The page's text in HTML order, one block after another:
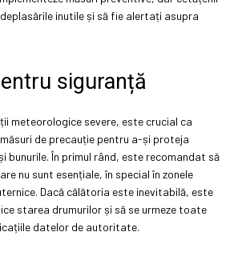
inutile și să fie alertați asupra
siguranță
meteorologice severe, este crucial ca
de precauție pentru a-și proteja
bunurile. În primul rând, este recomandat să
nu sunt esențiale, în special în zonele
Dacă călătoria este inevitabilă, este
starea drumurilor și să se urmeze toate
datelor de autoritate.